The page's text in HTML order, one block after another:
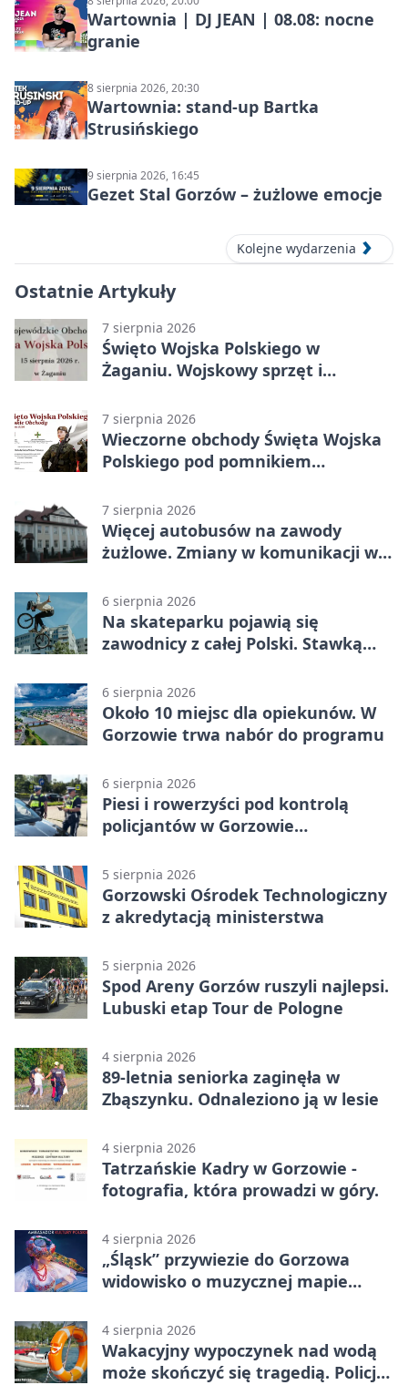
Wartownia | DJ JEAN | 08.08: nocne
granie
8 sierpnia 2026, 20:30
Wartownia: stand-up Bartka
Strusińskiego
9 sierpnia 2026, 16:45
Gezet Stal Gorzów – żużlowe emocje
Kolejne wydarzenia
Ostatnie Artykuły
7 sierpnia 2026
Święto Wojska Polskiego w
Żaganiu. Wojskowy sprzęt i
7 sierpnia 2026
Wieczorne obchody Święta Wojska
Polskiego pod pomnikiem
7 sierpnia 2026
Więcej autobusów na zawody
żużlowe. Zmiany w komunikacji w
6 sierpnia 2026
Na skateparku pojawią się
zawodnicy z całej Polski. Stawką
6 sierpnia 2026
Około 10 miejsc dla opiekunów. W
Gorzowie trwa nabór do programu
6 sierpnia 2026
Piesi i rowerzyści pod kontrolą
policjantów w Gorzowie
5 sierpnia 2026
Gorzowski Ośrodek Technologiczny
z akredytacją ministerstwa
5 sierpnia 2026
Spod Areny Gorzów ruszyli najlepsi.
Lubuski etap Tour de Pologne
4 sierpnia 2026
89-letnia seniorka zaginęła w
Zbąszynku. Odnaleziono ją w lesie
4 sierpnia 2026
Tatrzańskie Kadry w Gorzowie -
fotografia, która prowadzi w góry.
4 sierpnia 2026
„Śląsk” przywiezie do Gorzowa
widowisko o muzycznej mapie
4 sierpnia 2026
Wakacyjny wypoczynek nad wodą
może skończyć się tragedią. Policja